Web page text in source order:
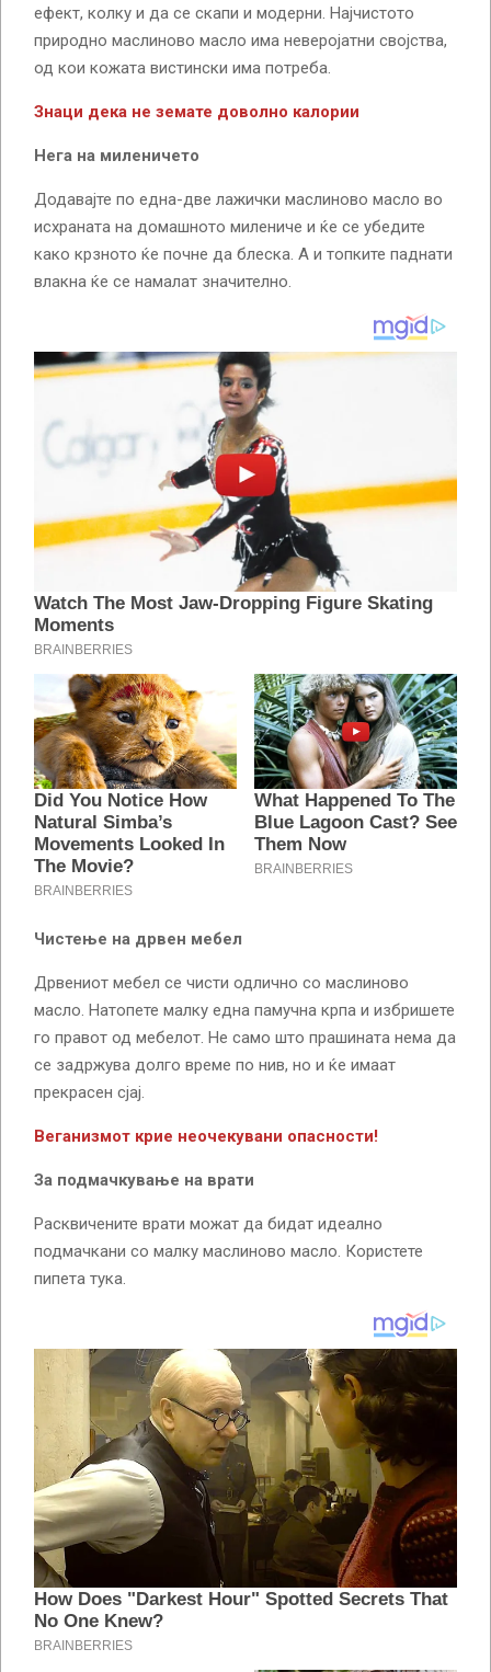
ефект, колку и да се скапи и модерни. Најчистото
природно маслиново масло има неверојатни својства,
од кои кожата вистински има потреба.
Знаци дека не земате доволно калории
Нега на миленичето
Додавајте по една-две лажички маслиново масло во
исхраната на домашното милениче и ќе се убедите
како крзното ќе почне да блеска. А и топките паднати
влакна ќе се намалат значително.
Чистење на дрвен мебел
Дрвениот мебел се чисти одлично со маслиново
масло. Натопете малку една памучна крпа и избришете
го правот од мебелот. Не само што прашината нема да
се задржува долго време по нив, но и ќе имаат
прекрасен сјај.
Веганизмот крие неочекувани опасности!
За подмачкување на врати
Расквичените врати можат да бидат идеално
подмачкани со малку маслиново масло. Користете
пипета тука.